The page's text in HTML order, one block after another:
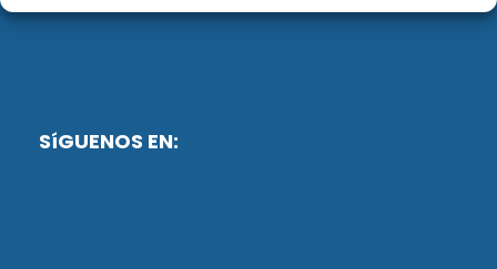
SíGUENOS EN: